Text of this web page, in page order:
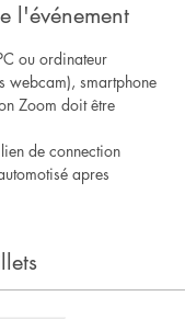
l'événement
ou ordinateur
webcam), smartphone
Zoom doit être
de connection
apres